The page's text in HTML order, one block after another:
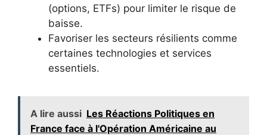
(options, ETFs) pour limiter le risque de
baisse.
Favoriser les secteurs résilients comme
certaines technologies et services
essentiels.
A lire aussi Les Réactions Politiques en
France face à l'Opération Américaine au